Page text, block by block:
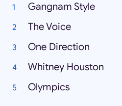
Gangnam Style
The Voice
One Direction
Whitney Houston
Olympics